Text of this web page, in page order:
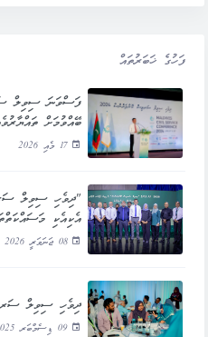
ފަހުގެ ޚަބަރުތައް
ފަސްވަނަ ސިވިލް
ބޭއްވުމަށް
17 މެއި 2026
އެކިއެކި
ޕަބްލިކް ސަރވިސް
08 ޖަނަވަރީ 2026
ދިވެހި ސިވިލް
09 ޑިސެމްބަރ 2025